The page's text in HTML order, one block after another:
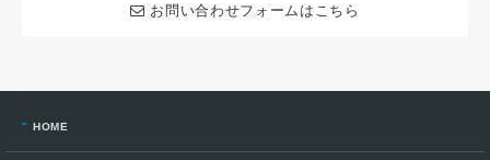
お問い合わせフォームはこちら
HOME